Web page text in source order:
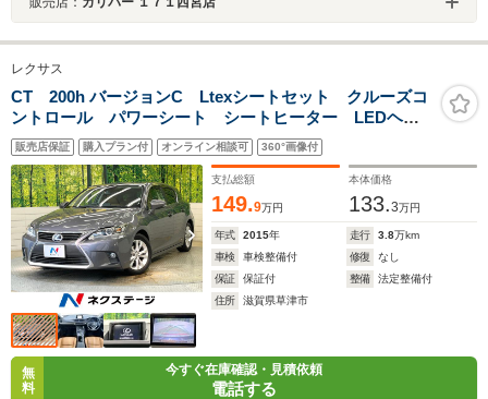
レクサス
CT 200h バージョンC Ltexシートセット クルーズコ
ントロール パワーシート シートヒーター LEDヘッ
ド オートライト オートエアコン 純正16インチアル
ミ パドルシフト スマートキー ETC 電動格納ミラ
ー
販売店保証 購入プラン付 オンライン相談可 360°画像付
支払総額
149.9万円
本体価格
133.3万円
年式 2015年 走行 3.8万km
車検
車検整備付 修復
なし
保証
保証付 整備
法定整備付
住所
滋賀県草津市
無
料
今すぐ在庫確認・見積依頼
電話する